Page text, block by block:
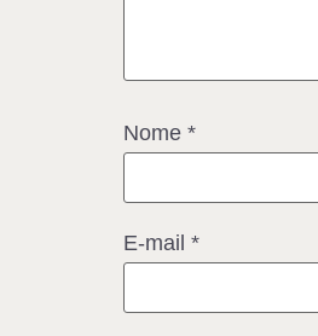
Nome *
E-mail *